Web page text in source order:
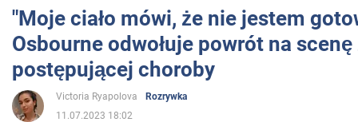
Sport
Rozrywka
Życie
"Moje ciało mówi, że nie jestem
Osbourne odwołuje powrót na
postępującej choroby
Victoria Ryapolova
Rozrywka
11.07.2023 18:02